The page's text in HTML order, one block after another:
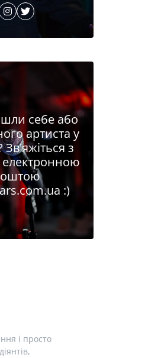
себе або
артиста у
Зв'яжіться з
:)
і просто